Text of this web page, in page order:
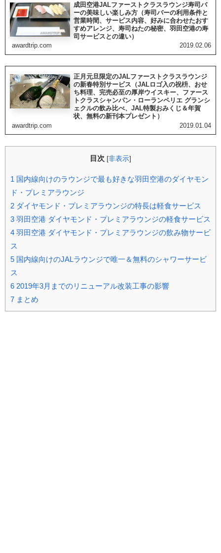
成田空港JALファーストクラスラウンジ寿司バ
ーの美味しい楽しみ方（寿司バーの利用条件と
営業時間、サービス内容、好みに合わせたおす
すめアレンジ、寿司ねたの秘密、羽田空港の寿
司サービスとの違い）
awardtrip.com
2019.02.06
正月元旦限定のJALファーストクラスラウンジ
の新春特別サービス（JALロゴ入の祝枡、おせ
ち料理、完売必至の厚岸ウイスキー、ファース
トクラスシャンパン・ローランペリエ グランシ
ェクルの飲み比べ、JAL特製おみくじ＆年賀
状、無料の新刊本プレゼント）
awardtrip.com
2019.01.04
目次 [非表示]
1 国内線向けのラウンジで最も好きな羽田空港のダイヤモン
ド・プレミアラウンジ
2 ダイヤモンド・プレミアラウンジの特長は軽食サービス
3 羽田空港 ダイヤモンド・プレミアラウンジの軽食サービス
4 羽田空港 ダイヤモンド・プレミアラウンジの飲み物サービ
ス
5 国内線向けのJALラウンジで唯一＆無料のシャワーサービ
ス
6 2019年3月までのリニューアル改装工事の影響
7 まとめ